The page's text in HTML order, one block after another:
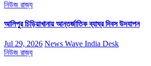
নিউজ রাজ্য
আলিপুর চিড়িয়াখানায় আন্তর্জাতিক ব্যাঘ্র দিবস উদযাপন
Jul 29, 2026 News Wave India Desk
নিউজ রাজ্য